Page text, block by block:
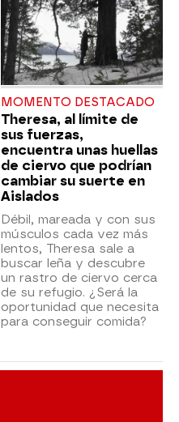
MOMENTO DESTACADO
Theresa, al límite de
sus fuerzas,
encuentra unas huellas
de ciervo que podrían
cambiar su suerte en
Aislados
Débil, mareada y con sus
músculos cada vez más
lentos, Theresa sale a
buscar leña y descubre
un rastro de ciervo cerca
de su refugio. ¿Será la
oportunidad que necesita
para conseguir comida?